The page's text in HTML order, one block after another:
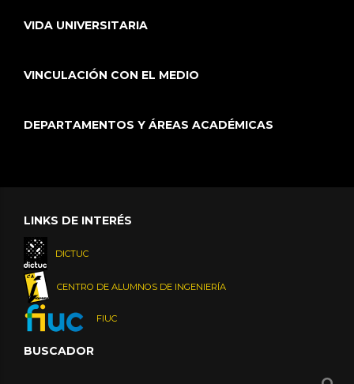
VIDA UNIVERSITARIA
VINCULACIÓN CON EL MEDIO
DEPARTAMENTOS Y ÁREAS ACADÉMICAS
LINKS DE INTERÉS
DICTUC
CENTRO DE ALUMNOS DE INGENIERÍA
FIUC
BUSCADOR